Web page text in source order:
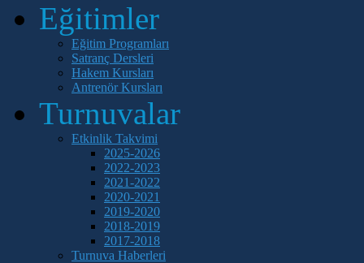
Eğitimler
Eğitim Programları
Satranç Dersleri
Hakem Kursları
Antrenör Kursları
Turnuvalar
Etkinlik Takvimi
2025-2026
2022-2023
2021-2022
2020-2021
2019-2020
2018-2019
2017-2018
Turnuva Haberleri